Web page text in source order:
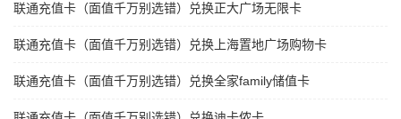
联通充值卡（面值千万别选错）兑换正大广场无限卡
联通充值卡（面值千万别选错）兑换上海置地广场购物卡
联通充值卡（面值千万别选错）兑换全家family储值卡